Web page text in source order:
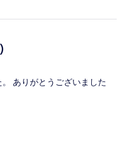
ありがとうございました